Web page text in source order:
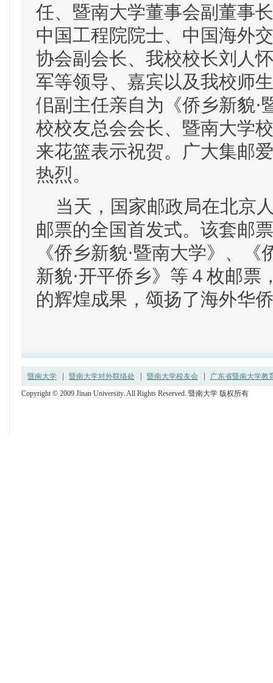
任、暨南大学董事会副董事
中国工程院院士、中国海外
协会副会长、我校校长刘人
军等领导、嘉宾以及我校师
佀副主任亲自为《侨乡新貌·
校校友总会会长、暨南大学
来花篮表示祝贺。广大集邮
热烈。
当天，国家邮政局在北京
邮票的全国首发式。该套邮
《侨乡新貌·暨南大学》、
新貌·开平侨乡》等４枚邮
的辉煌成果，颂扬了海外华
暨南大学 暨南大学对外联络处 暨南大学校友会
广东省暨南大学教
Copyright © 2009 Jinan University. All Rights Reserved. 暨南大学 版权所有